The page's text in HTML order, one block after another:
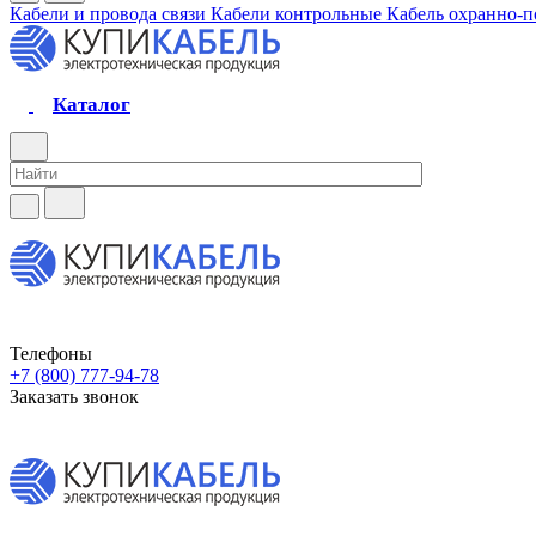
Кабели и провода связи Кабели контрольные Кабель охранно-
Каталог
Телефоны
+7 (800) 777-94-78
Заказать звонок